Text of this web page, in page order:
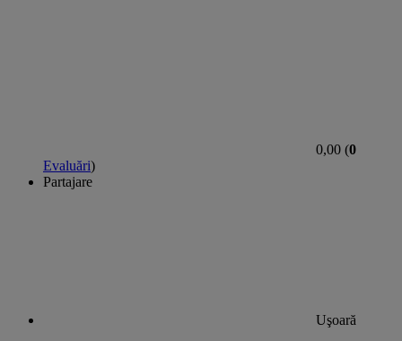
0,00 (0
Evaluări)
Partajare
Uşoară